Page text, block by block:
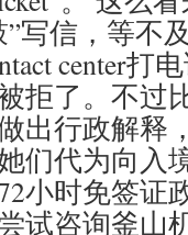
写信，等不
center打
拒了。不过
出行政解释
们代为向入
小时免签证
试咨询釜山